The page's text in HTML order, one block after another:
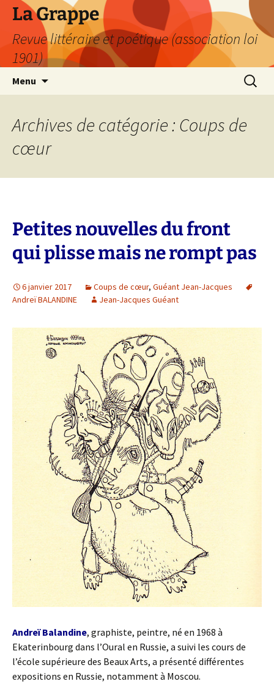
Aller
contenu
La Grappe
Revue littéraire et poétique (association loi
1901)
Menu
Archives de catégorie : Coups de
cœur
Petites nouvelles du front
qui plisse mais ne rompt pas
6 janvier 2017 Coups de cœur, Guéant Jean-Jacques
Andreï BALANDINE
Jean-Jacques Guéant
Andreï Balandine, graphiste, peintre, né en 1968 à
Ekaterinbourg dans l’Oural en Russie, a suivi les cours de
l’école supérieure des Beaux Arts, a présenté différentes
expositions en Russie, notamment à Moscou.